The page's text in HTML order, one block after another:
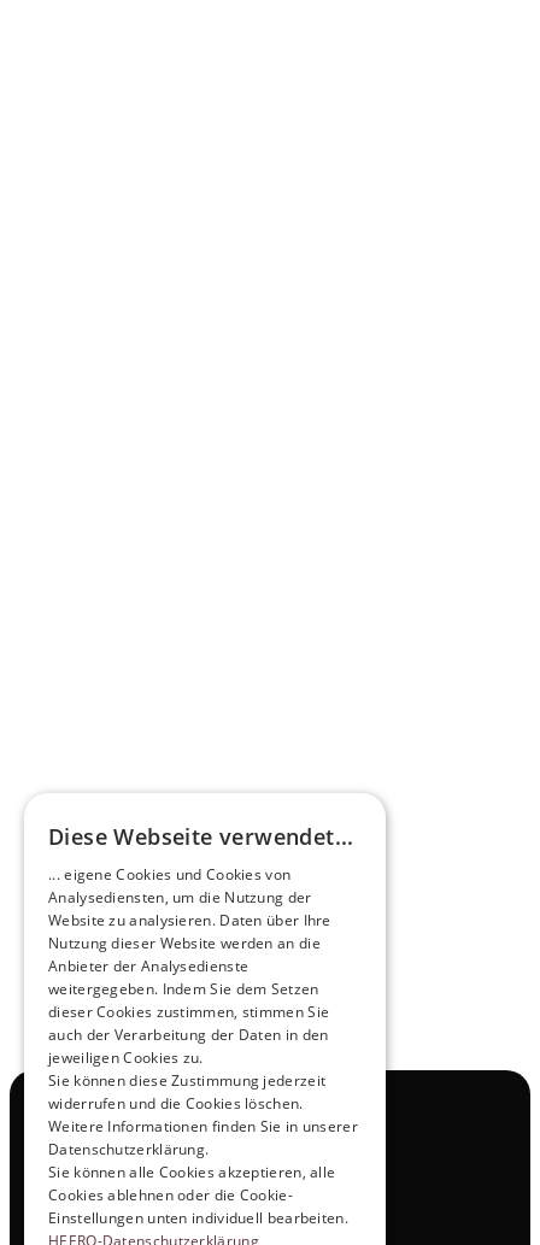
HEERO
Mehr erfahren
View All
Navigation
Kontakt
Probefahrt
Karriere
Investor Relations
Diese Webseite verwendet...
... eigene Cookies und Cookies von
Analysediensten, um die Nutzung der
Website zu analysieren. Daten über Ihre
Nutzung dieser Website werden an die
Anbieter der Analysedienste
weitergegeben. Indem Sie dem Setzen
dieser Cookies zustimmen, stimmen Sie
auch der Verarbeitung der Daten in den
jeweiligen Cookies zu.
Sie können diese Zustimmung jederzeit
widerrufen und die Cookies löschen.
Weitere Informationen finden Sie in unserer
Datenschutzerklärung.
Sie können alle Cookies akzeptieren, alle
Cookies ablehnen oder die Cookie-
Einstellungen unten individuell bearbeiten.
HEERO-Datenschutzerklärung